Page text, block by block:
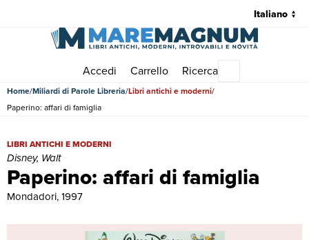
Accedi Carrello Ricerca
Home Miliardi di Parole Libreria Libri antichi e moderni
Paperino: affari di famiglia
Paperino: affari di famiglia
Paperino: affari di famiglia | Libri antichi e moderni | Disney, Walt
LIBRI ANTICHI E MODERNI
Disney, Walt
Mondadori, 1997